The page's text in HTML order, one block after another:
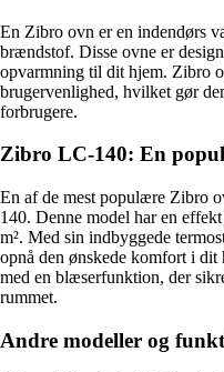
En Zibro ovn er en indendørs
brændstof. Disse ovne er
opvarmning til dit hjem. Zibro
brugervenlighed, hvilket gør
forbrugere.
Zibro LC-140: En
En af de mest populære Zibro
140. Denne model har en
m². Med sin indbyggede
opnå den ønskede komfort i
med en blæserfunktion, der
rummet.
Andre modeller og